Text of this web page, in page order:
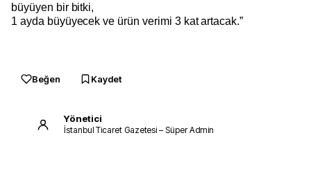
büyüyen bir bitki,
1 ayda büyüyecek ve ürün verimi 3 kat artacak.”
Beğen Kaydet
Yönetici
İstanbul Ticaret Gazetesi – Süper Admin